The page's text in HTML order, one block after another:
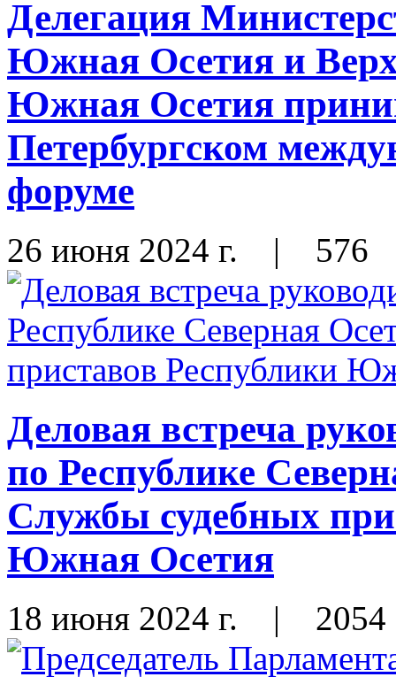
Делегация
Южная Осетия и
Южная Осетия
Петербургском
форуме
26 июня 2024 г. | 576
Деловая встреча
по Республике
Службы судебных
Южная Осетия
18 июня 2024 г. | 2054